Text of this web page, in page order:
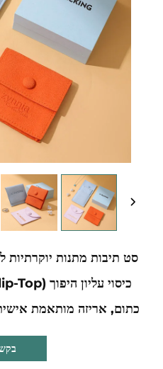
סט תיבות מתנות יוקרתיות
כתום, אריזה מותאמת